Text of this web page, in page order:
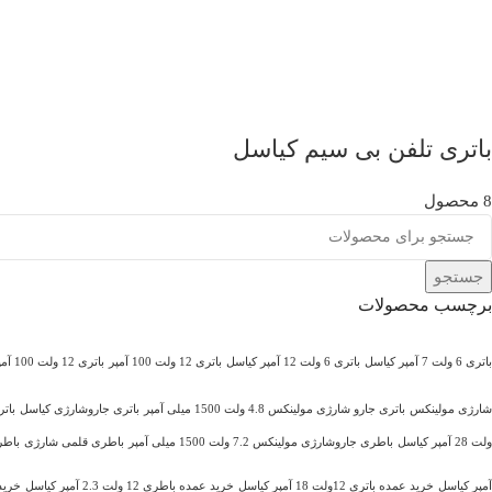
باتری تلفن بی سیم کیاسل
8 محصول
جستجو
برچسب محصولات
باتری 6 ولت 7 آمپر کیاسل باتری 6 ولت 12 آمپر کیاسل باتری 12 ولت 100 آمپر باتری 12 ولت 100 آمپر کیاسل
شارژی مولینکس باتری جارو شارژی مولینکس 4.8 ولت 1500 میلی آمپر باتری جاروشارژی کیاسل
ولت 28 آمپر کیاسل باطری جاروشارژی مولینکس 7.2 ولت 1500 میلی آمپر باطری قلمی شارژی باطری
آمپر کیاسل خرید عمده باتری 12ولت 18 آمپر کیاسل خرید عمده باطری 12 ولت 2.3 آمپر کیاسل خرید